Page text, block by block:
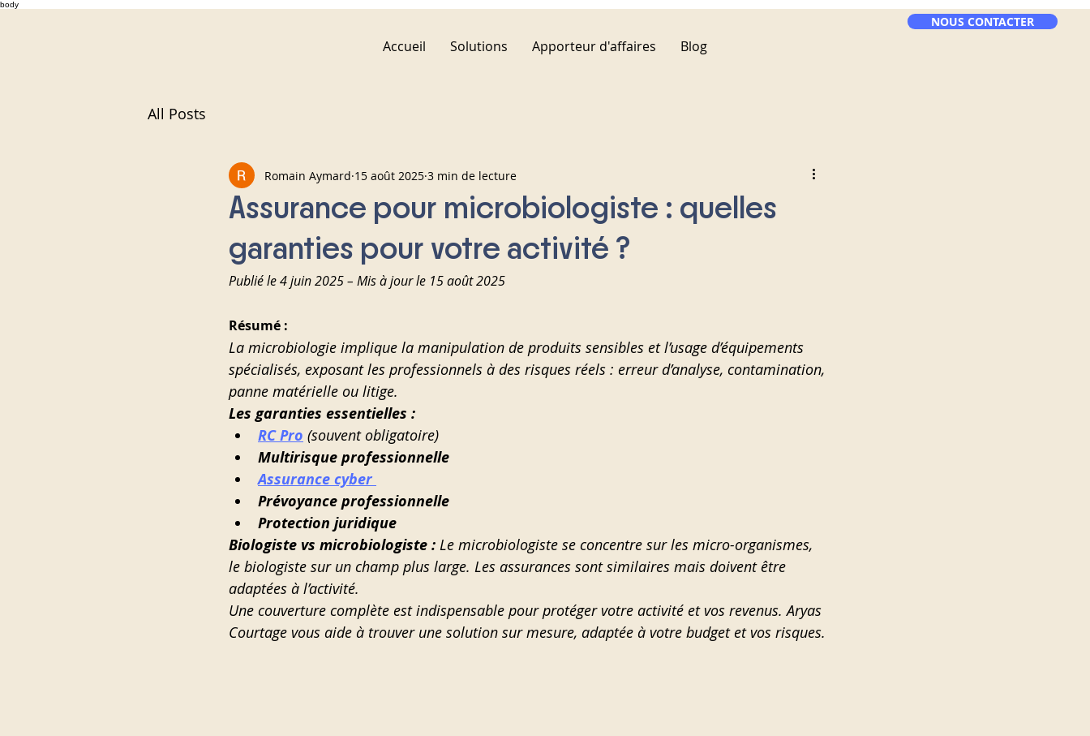
body
NOUS CONTACTER
Accueil Solutions Apporteur d'affaires Blog
All Posts
Assurance pour microbiologiste : quelles
garanties pour votre activité ?
Romain Aymard 15 août 2025 3 min de lecture
Publié le 4 juin 2025 – Mis à jour le 15 août 2025
Résumé :
La microbiologie implique la manipulation de produits sensibles et l’usage d’équipements
spécialisés, exposant les professionnels à des risques réels : erreur d’analyse, contamination,
panne matérielle ou litige.
Les garanties essentielles :
RC Pro (souvent obligatoire)
Multirisque professionnelle
Assurance cyber
Prévoyance professionnelle
Protection juridique
Biologiste vs microbiologiste : Le microbiologiste se concentre sur les micro-organismes,
le biologiste sur un champ plus large. Les assurances sont similaires mais doivent être
adaptées à l’activité.
Une couverture complète est indispensable pour protéger votre activité et vos revenus. Aryas
Courtage vous aide à trouver une solution sur mesure, adaptée à votre budget et vos risques.